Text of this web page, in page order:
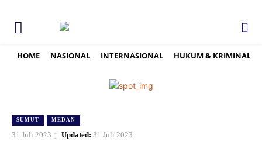
HOME NASIONAL INTERNASIONAL HUKUM & KRIMINAL
SUMUT MEDAN
31 Juli 2023 Updated: 31 Juli 2023